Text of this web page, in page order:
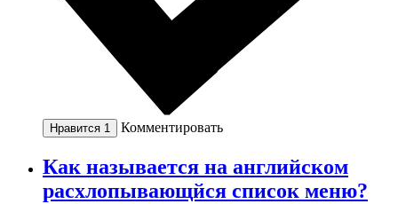
Нравится 1 Комментировать
Как называется на английском
расхлопывающйся список меню?